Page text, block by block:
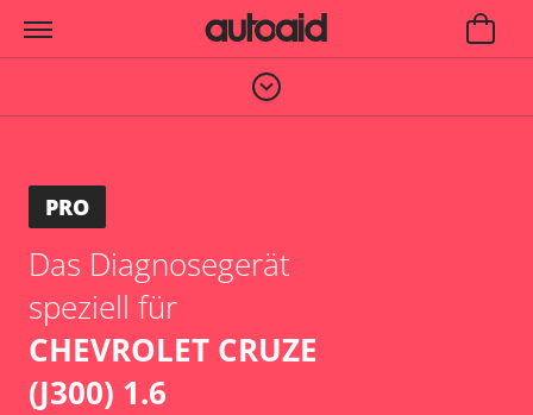
PRO
Das Diagnosegerät
speziell für
CHEVROLET CRUZE
(J300) 1.6